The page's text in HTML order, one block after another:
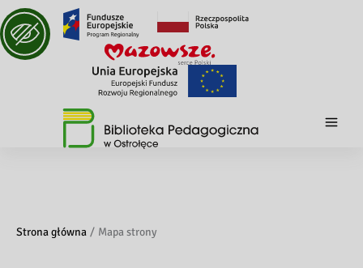
Strona główna Mapa strony